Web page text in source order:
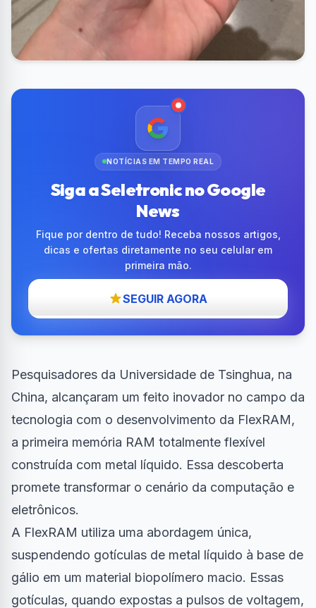
NOTÍCIAS EM TEMPO REAL
Siga a Seletronic no Google
News
Fique por dentro de tudo! Receba nossos artigos,
dicas e ofertas diretamente no seu celular em
primeira mão.
SEGUIR AGORA
Pesquisadores da Universidade de Tsinghua, na
China, alcançaram um feito inovador no campo da
tecnologia com o desenvolvimento da FlexRAM,
a primeira memória RAM totalmente flexível
construída com metal líquido. Essa descoberta
promete transformar o cenário da computação e
eletrônicos.
A FlexRAM utiliza uma abordagem única,
suspendendo gotículas de metal líquido à base de
gálio em um material biopolímero macio. Essas
gotículas, quando expostas a pulsos de voltagem,